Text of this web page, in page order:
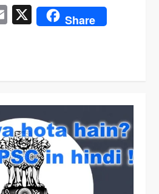
Email
X Share